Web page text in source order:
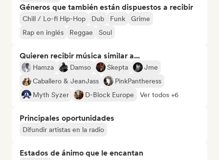
Géneros que también están dispuestos a recibir
Chill / Lo-fi Hip-Hop Dub Funk
Grime
Rap en inglés
Reggae Soul
Quieren recibir música similar a...
Hamza Damso Skepta
Jme
Caballero & JeanJass
PinkPantheress
Myth Syzer
D-Block Europe Ver todos +6
Principales oportunidades
Difundir artistas en la radio
Estados de ánimo que le encantan